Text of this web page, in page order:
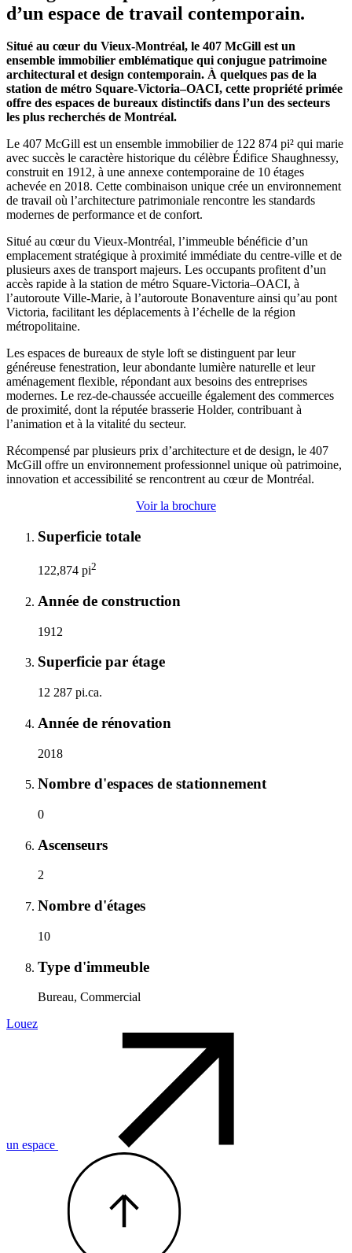
d’un espace de travail contemporain.
Situé au cœur du Vieux-Montréal, le 407 McGill est un
ensemble immobilier emblématique qui conjugue patrimoine
architectural et design contemporain. À quelques pas de la
station de métro Square-Victoria–OACI, cette propriété primée
offre des espaces de bureaux distinctifs dans l’un des secteurs
les plus recherchés de Montréal.
Le 407 McGill est un ensemble immobilier de 122 874 pi² qui marie
avec succès le caractère historique du célèbre Édifice Shaughnessy,
construit en 1912, à une annexe contemporaine de 10 étages
achevée en 2018. Cette combinaison unique crée un environnement
de travail où l’architecture patrimoniale rencontre les standards
modernes de performance et de confort.
Situé au cœur du Vieux-Montréal, l’immeuble bénéficie d’un
emplacement stratégique à proximité immédiate du centre-ville et de
plusieurs axes de transport majeurs. Les occupants profitent d’un
accès rapide à la station de métro Square-Victoria–OACI, à
l’autoroute Ville-Marie, à l’autoroute Bonaventure ainsi qu’au pont
Victoria, facilitant les déplacements à l’échelle de la région
métropolitaine.
Les espaces de bureaux de style loft se distinguent par leur
généreuse fenestration, leur abondante lumière naturelle et leur
aménagement flexible, répondant aux besoins des entreprises
modernes. Le rez-de-chaussée accueille également des commerces
de proximité, dont la réputée brasserie Holder, contribuant à
l’animation et à la vitalité du secteur.
Récompensé par plusieurs prix d’architecture et de design, le 407
McGill offre un environnement professionnel unique où patrimoine,
innovation et accessibilité se rencontrent au cœur de Montréal.
Voir la brochure
Superficie totale
122,874 pi2
Année de construction
1912
Superficie par étage
12 287 pi.ca.
Année de rénovation
2018
Nombre d'espaces de stationnement
0
Ascenseurs
2
Nombre d'étages
10
Type d'immeuble
Bureau, Commercial
Louez
un espace